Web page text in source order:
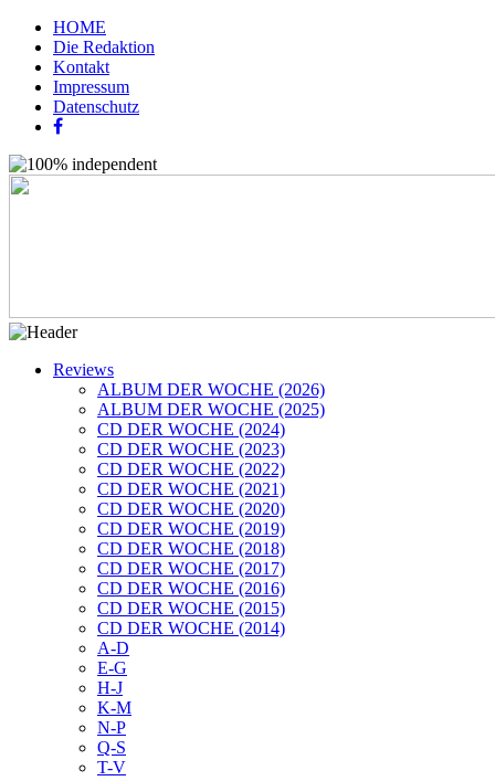
HOME
Die Redaktion
Kontakt
Impressum
Datenschutz
Reviews
ALBUM DER WOCHE (2026)
ALBUM DER WOCHE (2025)
CD DER WOCHE (2024)
CD DER WOCHE (2023)
CD DER WOCHE (2022)
CD DER WOCHE (2021)
CD DER WOCHE (2020)
CD DER WOCHE (2019)
CD DER WOCHE (2018)
CD DER WOCHE (2017)
CD DER WOCHE (2016)
CD DER WOCHE (2015)
CD DER WOCHE (2014)
A-D
E-G
H-J
K-M
N-P
Q-S
T-V